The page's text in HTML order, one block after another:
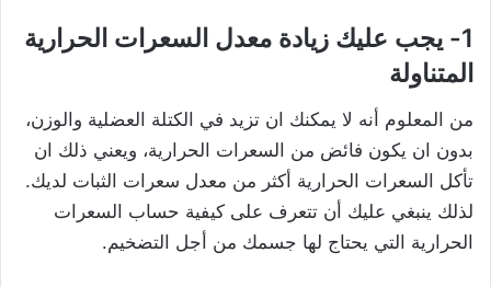
1- يجب عليك زيادة معدل السعرات الحرارية
المتناولة
من المعلوم أنه لا يمكنك ان تزيد في الكتلة العضلية والوزن،
بدون ان يكون فائض من السعرات الحرارية، ويعني ذلك ان
تأكل السعرات الحرارية أكثر من معدل سعرات الثبات لديك.
لذلك ينبغي عليك أن تتعرف على كيفية حساب السعرات
الحرارية التي يحتاج لها جسمك من أجل التضخيم.